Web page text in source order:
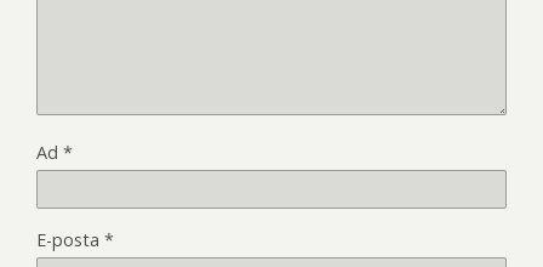
Ad *
E-posta *